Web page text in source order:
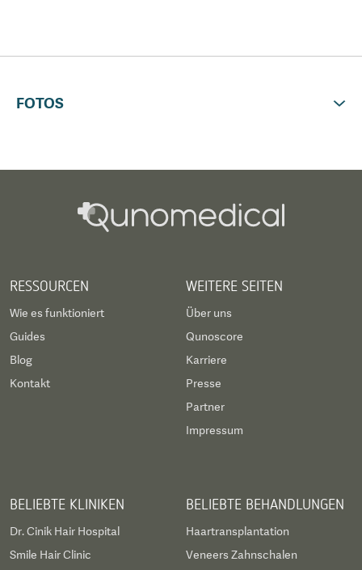
Spezialisten in jedem Bereich geleitet wird.
Komfort in diesem 9 Hektar großen
Botschaftsverbindungsdienste und
an Mahlzeiten und eine 24-Stunden-Betreuung.
FOTOS
RESSOURCEN
Wie es funktioniert
Guides
Blog
Kontakt
WEITERE SEITEN
Über uns
Qunoscore
Karriere
Presse
Partner
Impressum
BELIEBTE KLINIKEN
Dr. Cinik Hair Hospital
Smile Hair Clinic
BELIEBTE BEHANDLUNGEN
Haartransplantation
Veneers Zahnschalen